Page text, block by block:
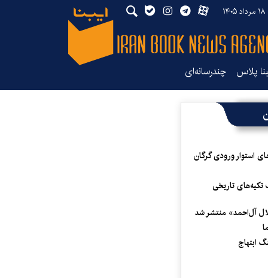
پلاس چندرسانه‌ای
استوار ورودی گرگان
تکیه‌های تاریخی
آل‌احمد» منتشر شد
ابتهاج